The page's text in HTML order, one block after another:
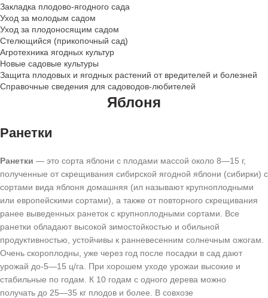
Закладка плодово-ягодного сада
Уход за молодым садом
Уход за плодоносящим садом
Стелющийся (прикопочный сад)
Агротехника ягодных культур
Новые садовые культуры
Защита плодовых и ягодных растений от вредителей и болезней
Справочные сведения для садоводов-любителей
Яблоня
Ранетки
Ранетки — это сорта яблони с плодами массой около 8—15 г,
полученные от скрещивания сибирской ягодной яблони (сибирки) с
сортами вида яблоня домашняя (ил называют крупноплодными
или европейскими сортами), а также от повторного скрещивания
ранее выведенных ранеток с крупноплодными сортами. Все
ранетки обладают высокой зимостойкостью и обильной
продуктивностью, устойчивы к ранневесенним солнечным ожогам.
Очень скороплодны, уже через год после посадки в сад дают
урожай до-5—15 ц/га. При хорошем уходе урожаи высокие и
стабильные по годам. К 10 годам с одного дерева можно
получать до 25—35 кг плодов и более. В совхозе